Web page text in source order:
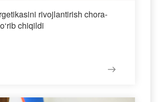
rivojlantirish chora-
chiqildi